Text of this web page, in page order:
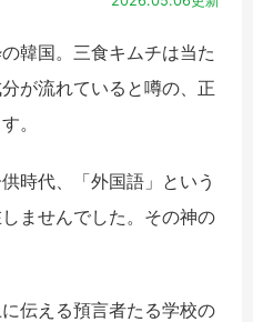
韓国。三食キムチは当た
が流れていると噂の、正
。
時代、「外国語」という
ませんでした。その神の
伝える預言者たる学校の